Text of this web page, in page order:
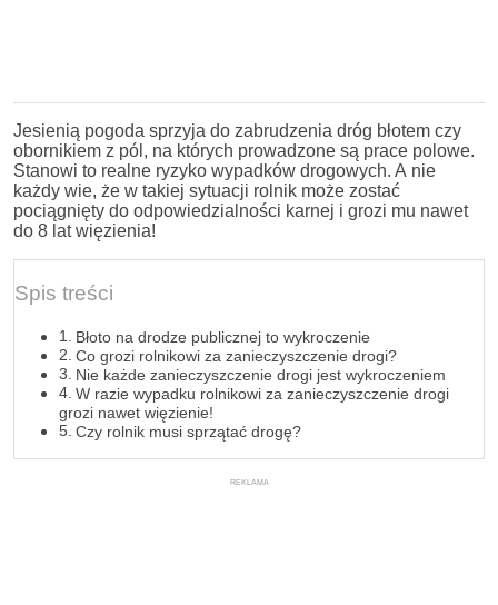
Jesienią pogoda sprzyja do zabrudzenia dróg błotem czy
obornikiem z pól, na których prowadzone są prace polowe.
Stanowi to realne ryzyko wypadków drogowych. A nie
każdy wie, że w takiej sytuacji rolnik może zostać
pociągnięty do odpowiedzialności karnej i grozi mu nawet
do 8 lat więzienia!
Spis treści
Błoto na drodze publicznej to wykroczenie
Co grozi rolnikowi za zanieczyszczenie drogi?
Nie każde zanieczyszczenie drogi jest wykroczeniem
W razie wypadku rolnikowi za zanieczyszczenie drogi
grozi nawet więzienie!
Czy rolnik musi sprzątać drogę?
REKLAMA